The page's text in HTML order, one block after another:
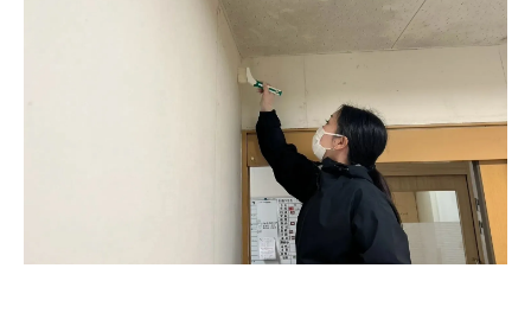
【見えないカビを可視化】真菌検査でわか
る！室内に潜むカビの正体とリスクとは？
【再発防止が最重要】東北の住宅で黒カビを
繰り返さないために知っておきたいポイント